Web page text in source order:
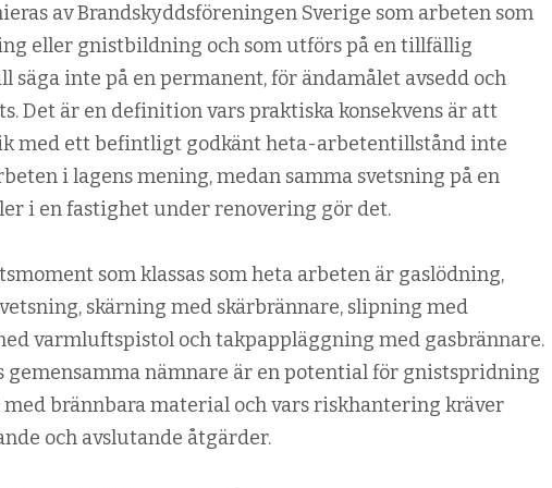
av Brandskyddsföreningen Sverige som arbeten som
eller gnistbildning och som utförs på en tillfällig
säga inte på en permanent, för ändamålet avsedd och
Det är en definition vars praktiska konsekvens är att
med ett befintligt godkänt heta-arbeten­tillstånd inte
i lagens mening, medan samma svetsning på en
i en fastighet under renovering gör det.
som klassas som heta arbeten är gaslödning,
skärning med skärbrännare, slipning med
varmluftspistol och takpappläggning med gasbrännare.
gemensamma nämnare är en potential för gnist­spridning
brännbara material och vars riskhantering kräver
och avslutande åtgärder.